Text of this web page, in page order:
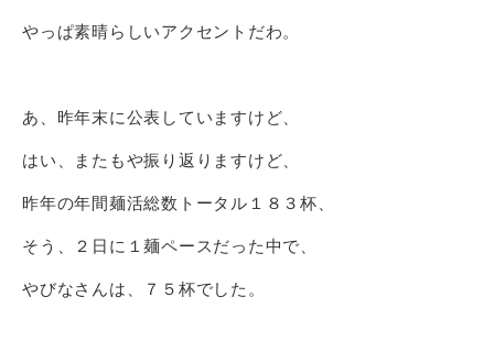
やっぱ素晴らしいアクセントだわ。
あ、昨年末に公表していますけど、
はい、またもや振り返りますけど、
昨年の年間麺活総数トータル１８３杯、
そう、２日に１麺ペースだった中で、
やびなさんは、７５杯でした。